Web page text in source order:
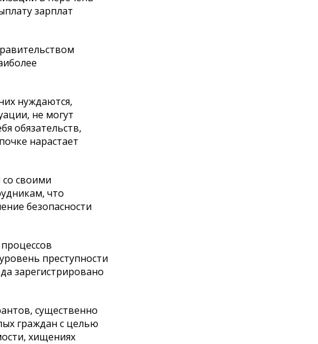
зарплат
нуждаются,
не могут
обязательств,
нарастает
со своими
что
безопасности
преступности
зарегистрировано
существенно
граждан с целью
хищениях